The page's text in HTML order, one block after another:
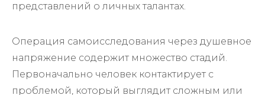
представлений о личных талантах.
Операция самоисследования через душевное
напряжение содержит множество стадий.
Первоначально человек контактирует с
проблемой, который выглядит сложным или